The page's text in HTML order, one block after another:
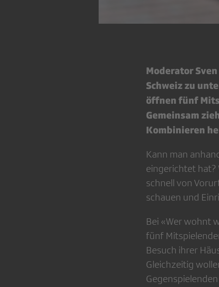
Moderator
Schweiz zu
öffnen fünf
Gemeinsam
Kombinieren
Kann man
eingerichtet hat?
schnell von
schauen und
Bei «Wer wohnt
fünf
Besuch ihrer
Gleichzeitig